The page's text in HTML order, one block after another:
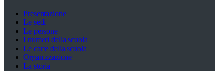
Presentazione
Le sedi
Le persone
I numeri della scuola
Le carte della scuola
Organizzazione
La storia